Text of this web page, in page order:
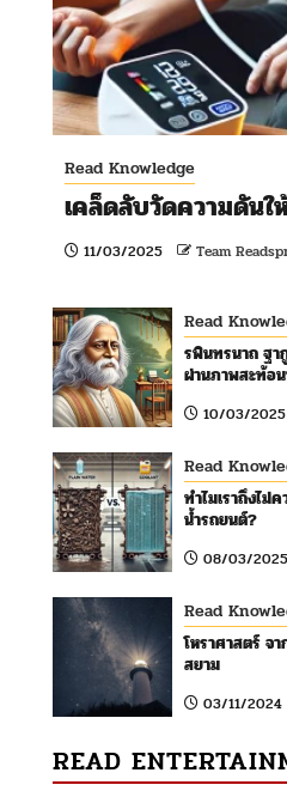
Read Knowledge
เคล็ดลับวัดความดันใ
11/03/2025 Team
Read
รพินทรนาถ ฐา
ผ่านภาพสะท้อ
10/03/2025
Read
ทำไมเราถึงไม่
น้ำรถยนต์?
08/03/2025
Read
โหราศาสตร์ จ
สยาม
03/11/2024
READ